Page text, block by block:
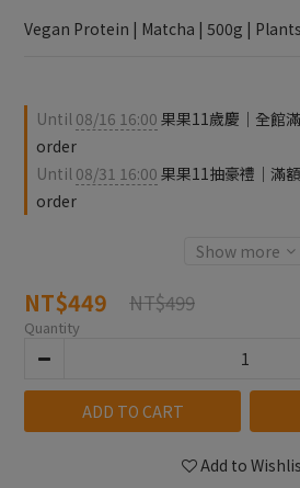
Vegan Protein | Matcha | 500g |
Until 08/16 16:00 果果11歲慶｜全館
order
Until 08/31 16:00 果果11抽豪禮｜滿
order
Show more
NT$449 NT$499
Quantity
ADD TO CART
Add to